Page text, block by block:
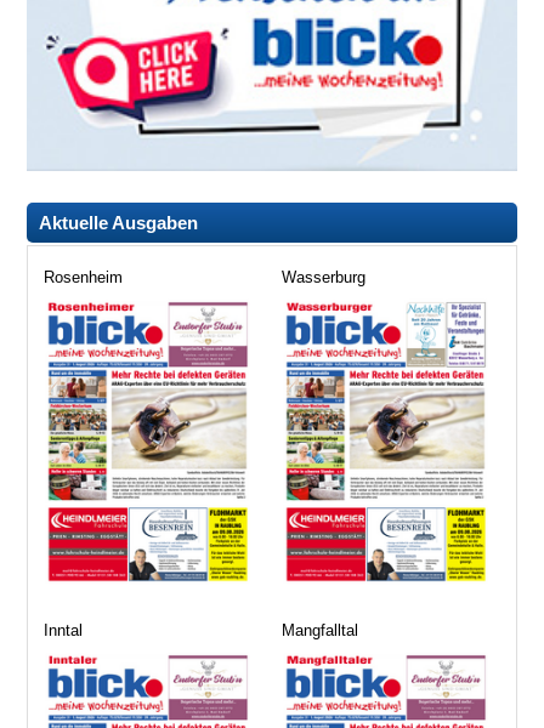
Aktuelle Ausgaben
Rosenheim Wasserburg
Inntal Mangfalltal